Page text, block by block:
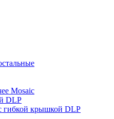
Mosaic
DLP
гибкой крышкой DLP